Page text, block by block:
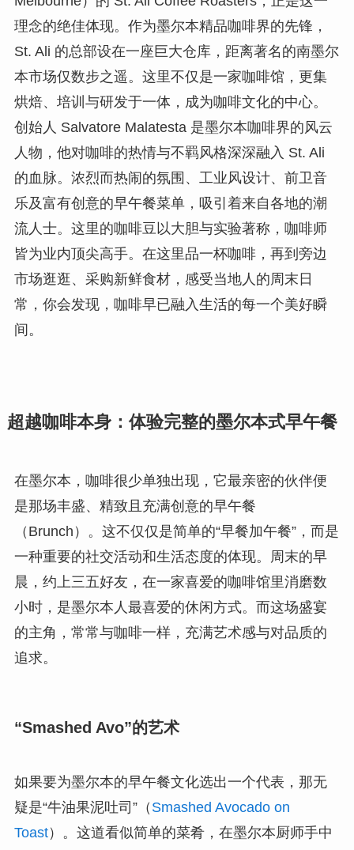
理念的绝佳体现。作为墨尔本精品咖啡界的先锋，
St. Ali 的总部设在一座巨大仓库，距离著名的南墨尔
本市场仅数步之遥。这里不仅是一家咖啡馆，更集
烘焙、培训与研发于一体，成为咖啡文化的中心。
创始人 Salvatore Malatesta 是墨尔本咖啡界的风云
人物，他对咖啡的热情与不羁风格深深融入 St. Ali
的血脉。浓烈而热闹的氛围、工业风设计、前卫音
乐及富有创意的早午餐菜单，吸引着来自各地的潮
流人士。这里的咖啡豆以大胆与实验著称，咖啡师
皆为业内顶尖高手。在这里品一杯咖啡，再到旁边
市场逛逛、采购新鲜食材，感受当地人的周末日
常，你会发现，咖啡早已融入生活的每一个美好瞬
间。
超越咖啡本身：体验完整的墨尔本式早午餐
在墨尔本，咖啡很少单独出现，它最亲密的伙伴便
是那场丰盛、精致且充满创意的早午餐
（Brunch）。这不仅仅是简单的“早餐加午餐”，而是
一种重要的社交活动和生活态度的体现。周末的早
晨，约上三五好友，在一家喜爱的咖啡馆里消磨数
小时，是墨尔本人最喜爱的休闲方式。而这场盛宴
的主角，常常与咖啡一样，充满艺术感与对品质的
追求。
“Smashed Avo”的艺术
如果要为墨尔本的早午餐文化选出一个代表，那无
疑是“牛油果泥吐司”（ Smashed Avocado on
Toast）。这道看似简单的菜肴，在墨尔本厨师手中